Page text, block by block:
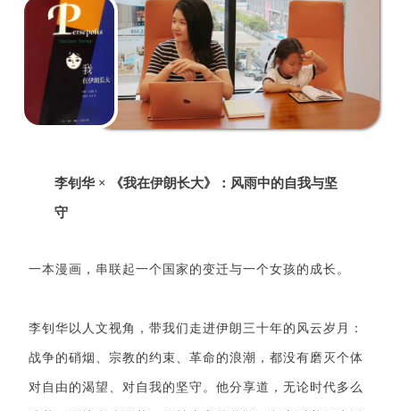
李钊华 × 《我在伊朗长大》：风雨中的自我与坚
守
一本漫画，串联起一个国家的变迁与一个女孩的成长。
李钊华以人文视角，带我们走进伊朗三十年的风云岁月：
战争的硝烟、宗教的约束、革命的浪潮，都没有磨灭个体
对自由的渴望、对自我的坚守。他分享道，无论时代多么